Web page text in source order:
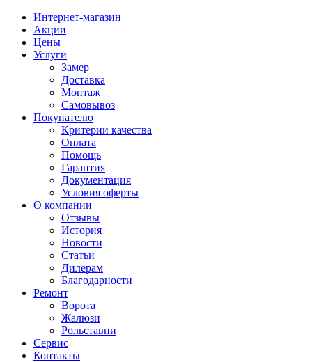
Интернет-магазин
Акции
Цены
Услуги
Замер
Доставка
Монтаж
Самовывоз
Покупателю
Критерии качества
Оплата
Помощь
Гарантия
Документация
Условия оферты
О компании
Отзывы
История
Новости
Статьи
Дилерам
Благодарности
Ремонт
Ворота
Жалюзи
Рольставни
Сервис
Контакты